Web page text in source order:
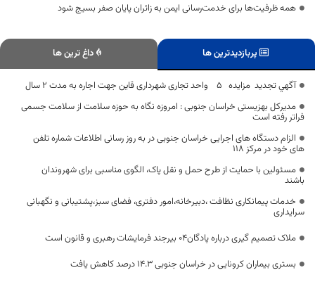
همه ظرفیت‌ها برای خدمت‌رسانی ایمن به زائران پایان صفر بسیج شود
پربازدیدترین ها داغ ترین ها
آگهي تجدید مزایده 5 واحد تجاری شهرداری قاین جهت اجاره به مدت 2 سال
مدیرکل بهزیستی خراسان جنوبی : امروزه نگاه به حوزه سلامت از سلامت جسمی
فراتر رفته است
الزام دستگاه های اجرایی خراسان جنوبی در به روز رسانی اطلاعات شماره تلفن
های خود در مرکز ۱۱۸
مسئولین با حمایت از طرح حمل و نقل پاک، الگوی مناسبی برای شهروندان
باشند
خدمات پیمانکاری نظافت ،دبیرخانه،امور دفتری، فضای سبز،پشتیبانی و نگهبانی
سرایداری
ملاک تصمیم گیری درباره پادگان۰۴ بیرجند فرمایشات رهبری و قانون است
بستری بیماران کرونایی در خراسان جنوبی ۱۴.۳ درصد کاهش یافت